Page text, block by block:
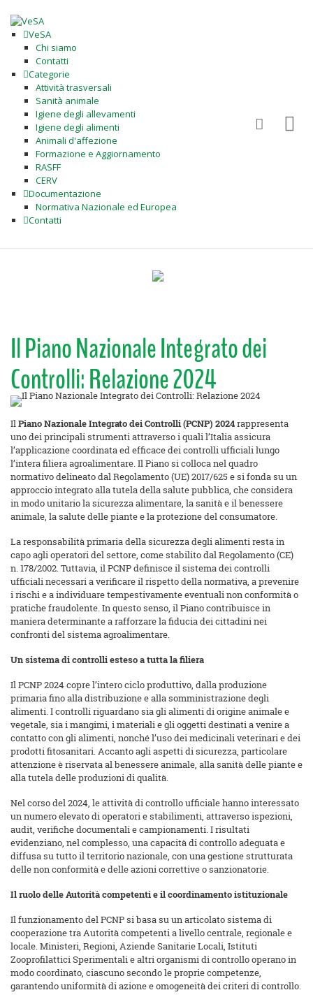
VeSA
Chi siamo
Contatti
Categorie
Attività trasversali
Sanità animale
Igiene degli allevamenti
Igiene degli alimenti
Animali d'affezione
Formazione e Aggiornamento
RASFF
CERV
Documentazione
Normativa Nazionale ed Europea
Contatti
Il Piano Nazionale Integrato dei
Controlli: Relazione 2024
IlPiano Nazionale Integrato dei Controlli (PCNP) 2024rappresenta
uno dei principali strumenti attraverso i quali l’Italia assicura
l’applicazione coordinata ed efficace dei controlli ufficiali lungo
l’intera filiera agroalimentare. Il Piano si colloca nel quadro
normativo delineato dal Regolamento (UE) 2017/625 e si fonda su un
approccio integrato alla tutela della salute pubblica, che considera
in modo unitario la sicurezza alimentare, la sanità e il benessere
animale, la salute delle piante e la protezione del consumatore.
La responsabilità primaria della sicurezza degli alimenti resta in
capo agli operatori del settore, come stabilito dal Regolamento (CE)
n. 178/2002. Tuttavia, il PCNP definisce il sistema dei controlli
ufficiali necessari a verificare il rispetto della normativa, a prevenire
i rischi e a individuare tempestivamente eventuali non conformità o
pratiche fraudolente. In questo senso, il Piano contribuisce in
maniera determinante a rafforzare la fiducia dei cittadini nei
confronti del sistema agroalimentare.
Un sistema di controlli esteso a tutta la filiera
Il PCNP 2024 copre l’intero ciclo produttivo, dalla produzione
primaria fino alla distribuzione e alla somministrazione degli
alimenti. I controlli riguardano sia gli alimenti di origine animale e
vegetale, sia i mangimi, i materiali e gli oggetti destinati a venire a
contatto con gli alimenti, nonché l’uso dei medicinali veterinari e dei
prodotti fitosanitari. Accanto agli aspetti di sicurezza, particolare
attenzione è riservata al benessere animale, alla sanità delle piante e
alla tutela delle produzioni di qualità.
Nel corso del 2024, le attività di controllo ufficiale hanno interessato
un numero elevato di operatori e stabilimenti, attraverso ispezioni,
audit, verifiche documentali e campionamenti. I risultati
evidenziano, nel complesso, una capacità di controllo adeguata e
diffusa su tutto il territorio nazionale, con una gestione strutturata
delle non conformità e delle azioni correttive o sanzionatorie.
Il ruolo delle Autorità competenti e il coordinamento istituzionale
Il funzionamento del PCNP si basa su un articolato sistema di
cooperazione tra Autorità competenti a livello centrale, regionale e
locale. Ministeri, Regioni, Aziende Sanitarie Locali, Istituti
Zooprofilattici Sperimentali e altri organismi di controllo operano in
modo coordinato, ciascuno secondo le proprie competenze,
garantendo uniformità di azione e omogeneità dei criteri di controllo.